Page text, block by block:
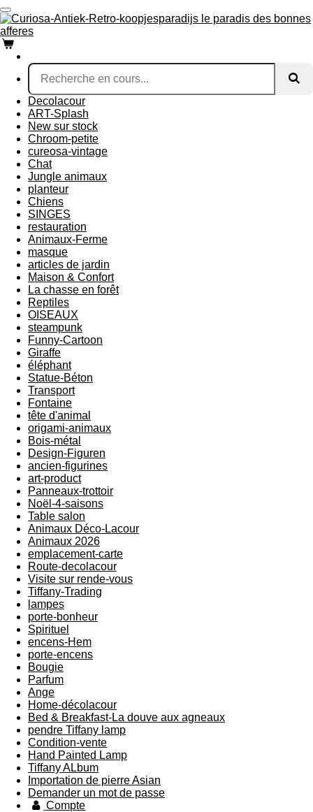
Passer
au
contenu
principal
Decolacour
ART-Splash
New sur stock
Chroom-petite
cureosa-vintage
Chat
Jungle animaux
planteur
Chiens
SINGES
restauration
Animaux-Ferme
masque
articles de jardin
Maison & Confort
La chasse en forêt
Reptiles
OISEAUX
steampunk
Funny-Cartoon
Giraffe
éléphant
Statue-Béton
Transport
Fontaine
tête d'animal
origami-animaux
Bois-métal
Design-Figuren
ancien-figurines
art-product
Panneaux-trottoir
Noël-4-saisons
Table salon
Animaux Déco-Lacour
Animaux 2026
emplacement-carte
Route-decolacour
Visite sur rende-vous
Tiffany-Trading
lampes
porte-bonheur
Spirituel
encens-Hem
porte-encens
Bougie
Parfum
Ange
Home-décolacour
Bed & Breakfast-La douve aux agneaux
pendre Tiffany lamp
Condition-vente
Hand Painted Lamp
Tiffany ALbum
Importation de pierre Asian
Demander un mot de passe
Compte